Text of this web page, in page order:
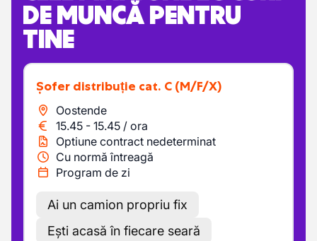
DE MUNCĂ PENTRU
TINE
Șofer distribuție cat. C (M/F/X)
Oostende
15.45 - 15.45 / ora
Optiune contract nedeterminat
Cu normă întreagă
Program de zi
Ai un camion propriu fix
Ești acasă în fiecare seară